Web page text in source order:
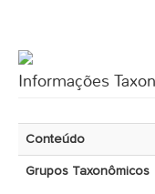
Informações
Conteúdo
Grupos Taxonômicos